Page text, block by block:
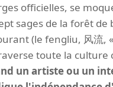
officielles, se
sages de la forêt de
(le fengliu, 风流,
toute la culture
un artiste ou un